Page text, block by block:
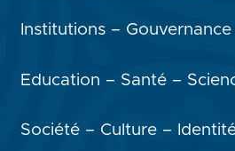
Institutions –
Education – Santé –
Société – Culture –